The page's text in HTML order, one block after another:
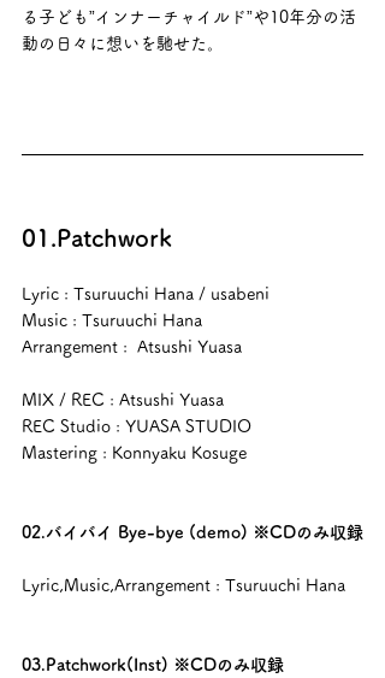
る子ども”インナーチャイルド”や10年分の活
動の日々に想いを馳せた。
01.Patchwork
Lyric : Tsuruuchi Hana / usabeni
Music : Tsuruuchi Hana
Arrangement :  Atsushi Yuasa
MIX / REC : Atsushi Yuasa
REC Studio : YUASA STUDIO
Mastering : Konnyaku Kosuge
02.バイバイ Bye-bye (demo) ※CDのみ収録
Lyric,Music,Arrangement : Tsuruuchi Hana
03.Patchwork(Inst) ※CDのみ収録